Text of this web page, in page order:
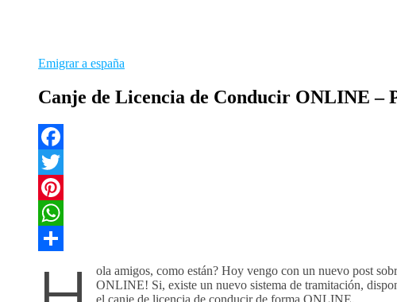
Emigrar a españa
Canje de Licencia de Conducir ONLINE –
Facebook
Twitter
Pinterest
WhatsApp
ola amigos, como están? Hoy vengo con un nuevo post
ONLINE! Si, existe un nuevo sistema de tramitación,
el canje de licencia de conducir de forma ONLINE.